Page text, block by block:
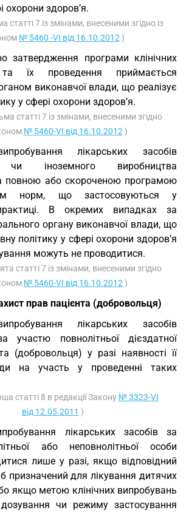
охорони здоров’я.
статті 7 із змінами, внесеними згідно із
№ 5460 -VI від 16.10.2012 )
затвердження програми клінічних
та їх проведення приймається
виконавчої влади, що реалізує
у сфері охорони здоров’я.
статті 7 із змінами, внесеними згідно
№ 5460-VI від 16.10.2012 )
лікарських засобів
чи іноземного виробництва
повною або скороченою програмою
норм, що застосовуються у
В окремих випадках за
органу виконавчої влади, що
політику у сфері охорони здоров’я
можуть не проводитися.
статті 7 із змінами, внесеними згідно
№ 5460-VI від 16.10.2012 )
прав пацієнта (добровольця)
лікарських засобів
участю повнолітньої дієздатної
(добровольця) у разі наявності її
на участь у проведенні таких
статті 8 в редакції Закону № 3323-VI
від 12.05.2011 )
лікарських засобів за
або неповнолітньої особи
лише у разі, якщо відповідний
призначений для лікування дитячих
якщо метою клінічних випробувань
чи режиму застосування